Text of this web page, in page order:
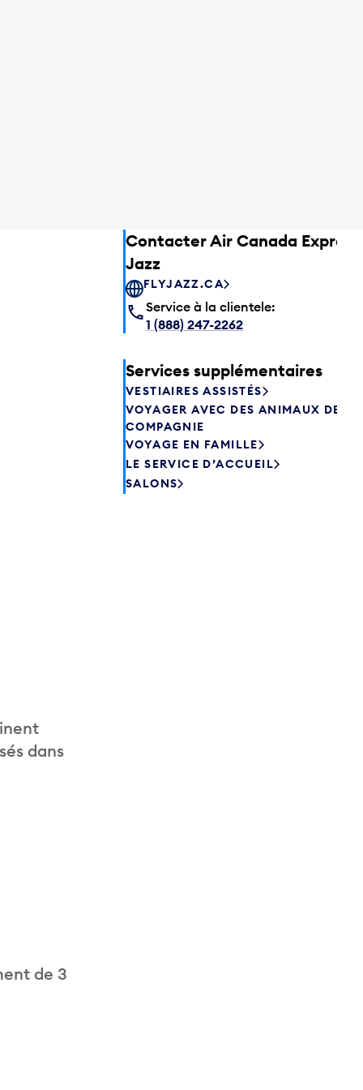
dans
de 3
Contacter Air Canada Express
Jazz
FLYJAZZ.CA
Service à la clientele:
1 (888) 247-2262
Services supplémentaires
VESTIAIRES ASSISTÉS
VOYAGER AVEC DES ANIMAUX DE
COMPAGNIE
VOYAGE EN FAMILLE
LE SERVICE D’ACCUEIL
SALONS